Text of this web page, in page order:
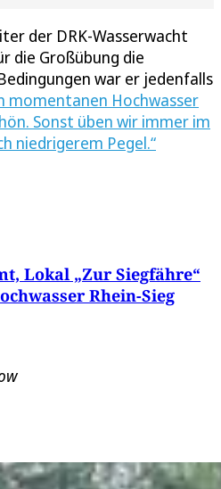
der DRK-Wasserwacht
die Großübung die
war er jedenfalls
momentanen Hochwasser
Sonst üben wir immer im
niedrigerem Pegel.“
Lokal „Zur Siegfähre“
Rhein-Sieg